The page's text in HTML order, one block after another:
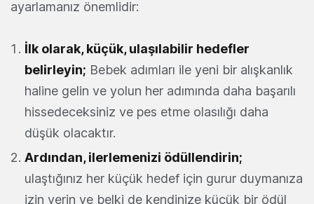
ayarlamanız önemlidir:
İlk olarak, küçük, ulaşılabilir hedefler
belirleyin; Bebek adımları ile yeni bir alışkanlık
haline gelin ve yolun her adımında daha başarılı
hissedeceksiniz ve pes etme olasılığı daha
düşük olacaktır.
Ardından, ilerlemenizi ödüllendirin;
ulaştığınız her küçük hedef için gurur duymanıza
izin verin ve belki de kendinize küçük bir ödül